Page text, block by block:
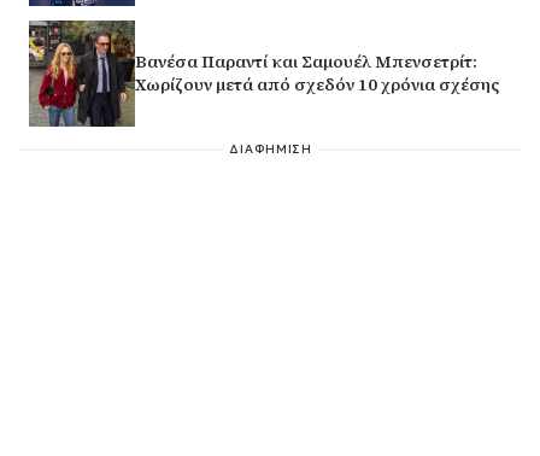
Βανέσα Παραντί και Σαμουέλ Μπενσετρίτ:
Χωρίζουν μετά από σχεδόν 10 χρόνια σχέσης
ΔΙΑΦΗΜΙΣΗ